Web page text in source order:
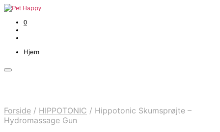
0
Hjem
Forside / HIPPOTONIC / Hippotonic Skumsprøjte –
Hydromassage Gun